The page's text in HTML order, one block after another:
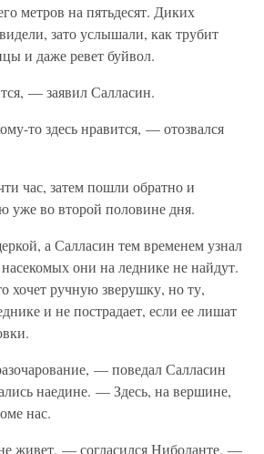
метров на пятьдесят. Диких
зато услышали, как трубит
и даже ревет буйвол.
— заявил Салласин.
то здесь нравится, — отозвался
час, затем пошли обратно и
уже во второй половине дня.
а Салласин тем временем узнал
они на леднике не найдут.
хочет ручную зверушку, но ту,
и не пострадает, если ее лишат
— поведал Салласин
наедине. — Здесь, на вершине,
нас.
живет, — согласился Ниболанте, —